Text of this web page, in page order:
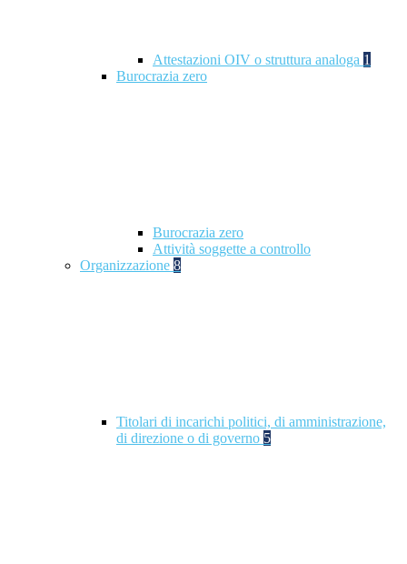
Attestazioni OIV o struttura analoga 1
Burocrazia zero
Burocrazia zero
Attività soggette a controllo
Organizzazione 8
Titolari di incarichi politici, di amministrazione,
di direzione o di governo 5